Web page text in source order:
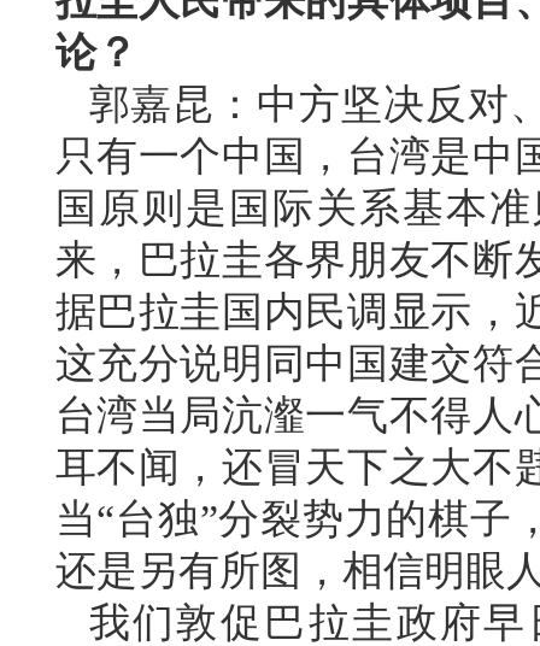
论？
郭嘉昆：中方坚决反对
只有一个中国，台湾是中
国原则是国际关系基本
来，巴拉圭各界朋友不断
据巴拉圭国内民调显示，
这充分说明同中国建交符
台湾当局沆瀣一气不得人
耳不闻，还冒天下之大不
当“台独”分裂势力的棋子
还是另有所图，相信明眼
我们敦促巴拉圭政府